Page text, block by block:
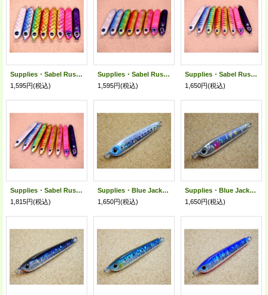
Supplies・Sabel Rush 80g
1,595円(税込)
Supplies・Sabel Rush 100g
1,595円(税込)
Supplies・Sabel Rush 130g
1,650円(税込)
Supplies・Sabel Rush 160g
1,815円(税込)
Supplies・Blue Jack Short 50g/シラス(ウォーターホロ)
1,650円(税込)
Supplies・Blue Jack Short 50g/ピンクスポット(ウォーターホロ)
1,650円(税込)